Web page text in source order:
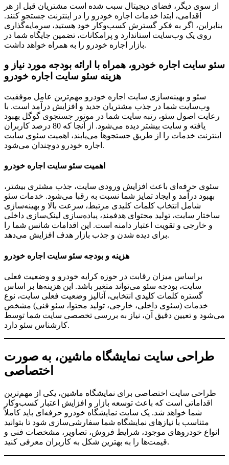
از سوی دیگر،‌ فضای دیجیتال سبب شده است مشتریان قبل از هر
اقدامی، ابتدا خدمات اجاره خودرو را در اینترنت جستجو کنند.
بنابراین، اگر به فکر گسترش کسب‌وکار خود هستید، سرمایه‌گذاری
روی یک وب‌سایت استاندارد و پرامکانات، تضمین جایگاه شما در
بازار اجاره خودرو را به همراه خواهد داشت.
سئو سایت اجاره خودرو، همراه با ارائه بودجه مورد نیاز و
هزینه سئو سایت اجاره خودرو
سئو و بهینه‌سازی سایت اجاره خودرو مهم‌ترین عامل موفقیت
وب‌سایت شما در جذب مشتریان جدید و افزایش درآمد است. با
رعایت اصول سئو، رتبه سایت شما در موتور جستجوی گوگل بهبود
یافته و سایت بیشتر دیده می‌شود. از آنجا که 80 درصد کاربران
اینترنت خدمات را از طریق جستجوها می‌یابند، اهمیت سئوی سایت
اجاره خودرو دوچندان می‌شود.
اهمیت سئو سایت اجاره خودرو
سئوی حرفه‌ای باعث افزایش ورودی سایت، جذب مشتری بیشتر،
بهبود درآمد و ایجاد تمایز شما نسبت به رقبا می‌شود. خدمات سئو
شامل انتخاب کلمات کلیدی مرتبط، سرعت بالا و بهینه‌سازی
ساختار سایت، تولید محتوای هدفمند، پیاده‌سازی لینک‌سازی داخلی
و خارجی و تقویت اعتبار دامنه است. این اقدامات شانس شما را
برای دیده شدن و جذب بازار هدف افزایش می‌دهد.
هزینه و بودجه سئو سایت اجاره خودرو
براساس میزان رقابت در حوزه کرایه خودرو و وضعیت فعلی
سایت، بودجه سئو می‌تواند متغیر باشد. این هزینه‌ها بر اساس
گستره کلمات کلیدی انتخابی، آنالیز وضعیت فعلی سایت، نوع
خدمات (سئوی داخلی، خارجی، تولید محتوا، سئو فنی) مشخص
می‌شود و تعیین دقیق آن، نیاز به بررسی تخصصی سایت شما توسط
کارشناس سئو دارد.
طراحی سایت نمایشگاه ماشین، به صورت
طراحی سایت اختصاصی برای نمایشگاه ماشین، یکی از مهم‌ترین
اقداماتی است که باعث توسعه بازار و افزایش اعتبار کسب‌وکار
شما خواهد شد. یک سایت نمایشگاه خودرو حرفه‌ای باید کاملاً
متناسب با نیازهای نمایشگاه شما سفارشی‌سازی شود تا بتوانید
انواع خودروهای موجود، شرایط فروش، تصاویر، مشخصات فنی و
قیمت‌ها را به بهترین شکل به کاربران معرفی کنید.